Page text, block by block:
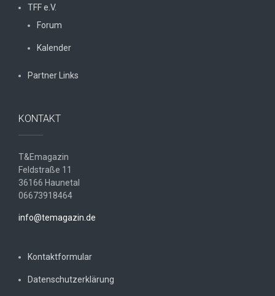
TFF e.V.
Forum
Kalender
Partner Links
KONTAKT
T&Emagazin
Feldstraße 11
36166 Haunetal
06673918464
info@temagazin.de
Kontaktformular
Datenschutzerklärung